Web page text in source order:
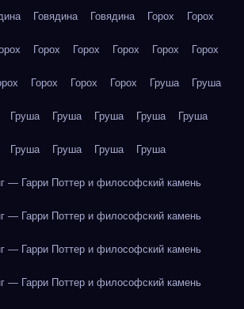
Говядина Говядина Горох Горох
Горох Горох Горох Горох Горох
Горох Горох Горох Груша Груша
Груша Груша Груша Груша Груша
Груша Груша Груша Груша
— Гарри Поттер и философский камень
— Гарри Поттер и философский камень
— Гарри Поттер и философский камень
— Гарри Поттер и философский камень